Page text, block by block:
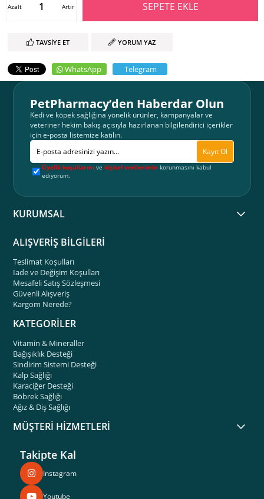
Artır
Azalt
TAVSIYE ET YORUM YAZ
WhatsApp Telegram
PetPharmacy’den Haberdar Olun
Kedi ve köpek sağlığına yönelik ürünler, kampanyalar ve
veteriner hekim bakış açısıyla hazırlanan bilgilendirici içerikler
için e-posta listemize katılın.
Kayıt Ol
Üyelik koşullarınıve kişisel verilerimin korunmasını kabul
ediyorum.
KURUMSAL
ALIŞVERİŞ BİLGİLERİ
Teslimat Koşulları
İade ve Değişim Koşulları
Mesafeli Satış Sözleşmesi
Güvenli Alışveriş
Kargom Nerede?
KATEGORİLER
Vitamin & Mineraller
Bağışıklık Desteği
Sindirim Sistemi Desteği
Kalp Sağlığı
Karaciğer Desteği
Böbrek Sağlığı
Ağız & Diş Sağlığı
MÜŞTERİ HİZMETLERİ
Takipte Kal
Instagram
Youtube